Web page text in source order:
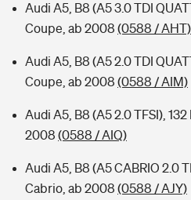
Audi A5, B8 (A5 3.0 TDI
Coupe, ab 2008 (0588 / AHT)
Audi A5, B8 (A5 2.0 TDI
Coupe, ab 2008 (0588 / AIM)
Audi A5, B8 (A5 2.0 TFSI),
2008 (0588 / AIQ)
Audi A5, B8 (A5 CABRIO 2.0
Cabrio, ab 2008 (0588 / AJY)